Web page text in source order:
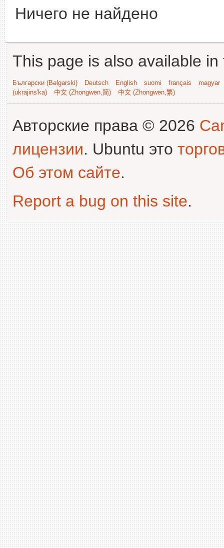
Ничего не найдено
This page is also available
Български (Bəlgarski) Deutsch English suomi français
magyar
(ukrajins'ka)
中文 (Zhongwen,简) 中文 (Zhongwen,繁)
Авторские права © 2026
лицензии. Ubuntu это
Об этом сайте.
Report a bug on this site.